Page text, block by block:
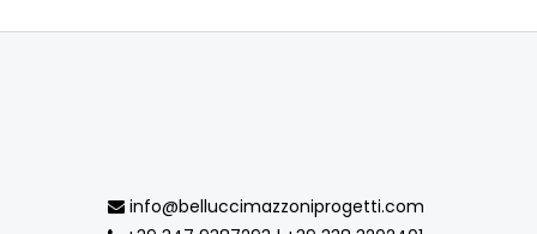
info@belluccimazzoniprogetti.com